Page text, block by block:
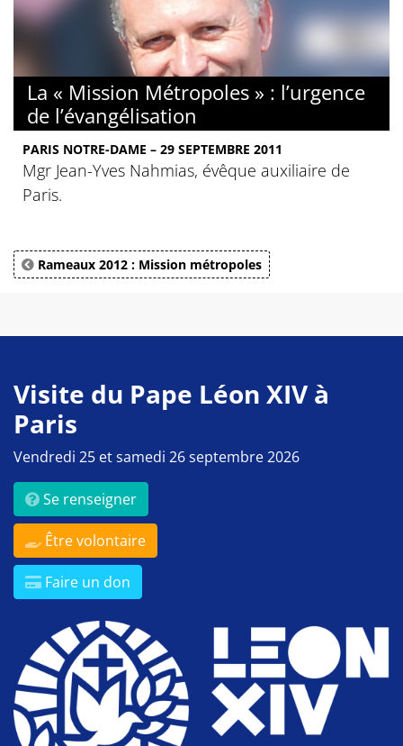
La « Mission Métropoles » : l’urgence
de l’évangélisation
PARIS NOTRE-DAME – 29 SEPTEMBRE 2011
Mgr Jean-Yves Nahmias, évêque auxiliaire de
Paris.
Rameaux 2012 : Mission métropoles
Visite du Pape Léon XIV à
Paris
Vendredi 25 et samedi 26 septembre 2026
Se renseigner
Être volontaire
Faire un don